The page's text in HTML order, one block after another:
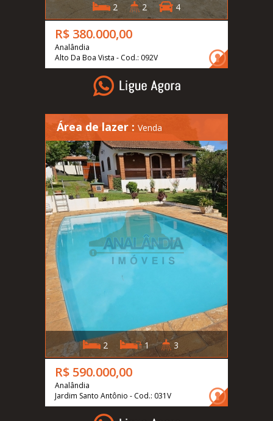
2 2 4
R$ 380.000,00
Analândia
Alto Da Boa Vista - Cod.: 092V
Área de lazer : Venda
2 1 3
R$ 590.000,00
Analândia
Jardim Santo Antônio - Cod.: 031V